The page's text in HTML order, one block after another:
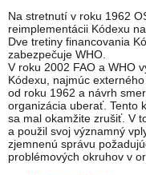
Na stretnutí v roku 1962
reimplementácii Kódexu
Dve tretiny financovania
zabezpečuje WHO.
V roku 2002 FAO a WHO
Kódexu, najmúc
od roku 1962 a návrh
organizácia uberať. Tento
sa mal okamžite zrušiť. V
a použil svoj významný
zjemnenú správu
problémových okruhov v